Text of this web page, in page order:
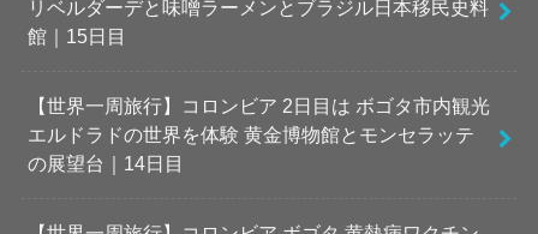
リベルダーデと味噌ラーメンとブラジル日本移民史料
館｜15日目
【世界一周旅行】コロンビア 2日目は ボゴタ市内観光
エルドラドの世界を体験 黄金博物館とモンセラッテ
の展望台｜14日目